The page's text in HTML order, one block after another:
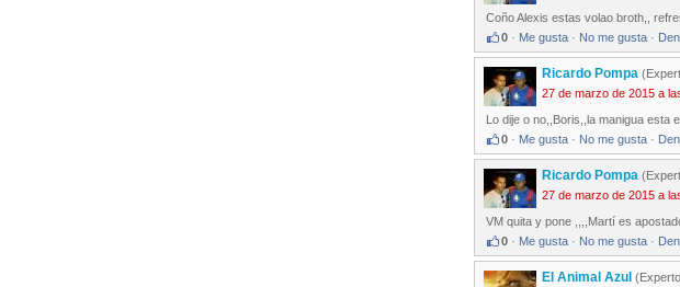
Coño Alexis estas volao broth,,
0 · Me gusta · No me gusta ·
Ricardo Pompa
27 de marzo de 2015 a
Lo dije o no,,Boris,,la manigua esta
0 · Me gusta · No me gusta ·
Ricardo Pompa
27 de marzo de 2015 a
VM quita y pone ,,,,Martí es
0 · Me gusta · No me gusta ·
El Animal Azul